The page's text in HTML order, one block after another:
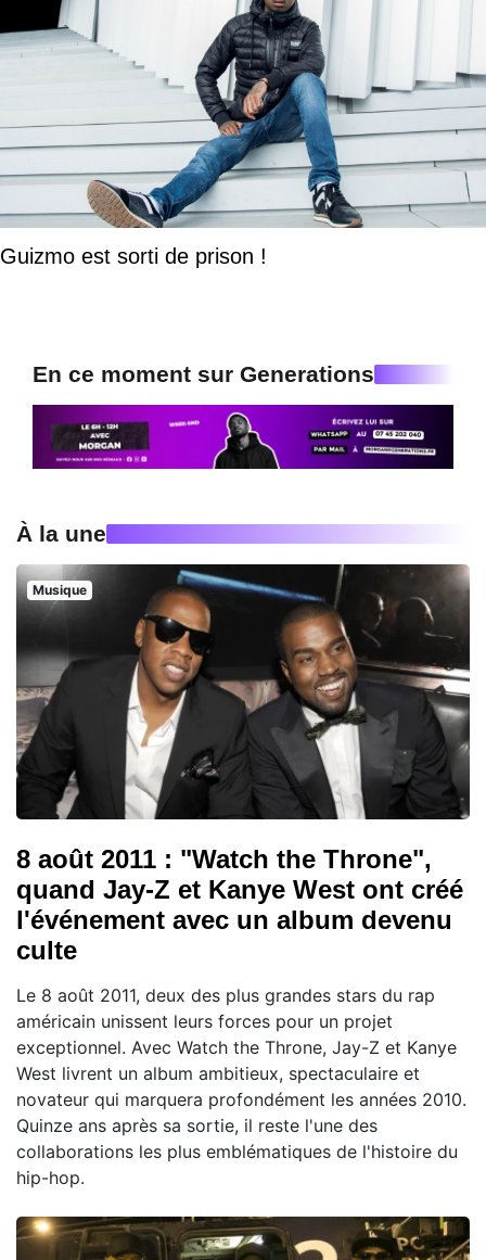
Guizmo est sorti de prison !
En ce moment sur Generations
À la une
Musique
8 août 2011 : "Watch the Throne",
quand Jay-Z et Kanye West ont créé
l'événement avec un album devenu
culte
Le 8 août 2011, deux des plus grandes stars du rap
américain unissent leurs forces pour un projet
exceptionnel. Avec Watch the Throne, Jay-Z et Kanye
West livrent un album ambitieux, spectaculaire et
novateur qui marquera profondément les années 2010.
Quinze ans après sa sortie, il reste l'une des
collaborations les plus emblématiques de l'histoire du
hip-hop.